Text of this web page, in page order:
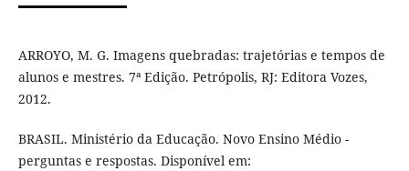
ARROYO, M. G. Imagens quebradas: trajetórias e tempos de
alunos e mestres. 7ª Edição. Petrópolis, RJ: Editora Vozes,
2012.
BRASIL. Ministério da Educação. Novo Ensino Médio -
perguntas e respostas. Disponível em: